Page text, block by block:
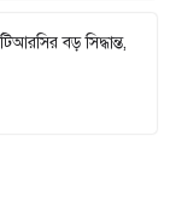
বড় সিদ্ধান্ত,